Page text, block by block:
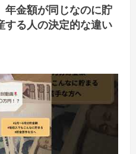
年金額が同じなのに貯
する人の決定的な違い